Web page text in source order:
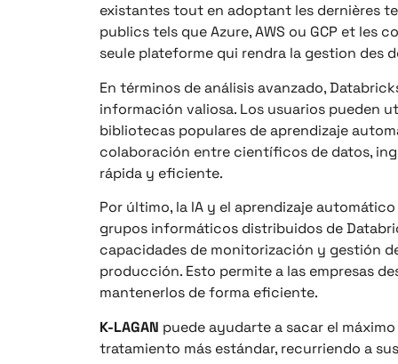
existantes tout en adoptant les dernières
publics tels que Azure, AWS ou GCP et
seule plateforme qui rendra la gestion des
En términos de análisis avanzado,
información valiosa. Los usuarios pueden
bibliotecas populares de aprendizaje
colaboración entre científicos de datos,
rápida y eficiente.
Por último, la IA y el aprendizaje
grupos informáticos distribuidos de
capacidades de monitorización y gestión
producción. Esto permite a las empresas
mantenerlos de forma eficiente.
K-LAGAN puede ayudarte a sacar el
tratamiento más estándar, recurriendo a